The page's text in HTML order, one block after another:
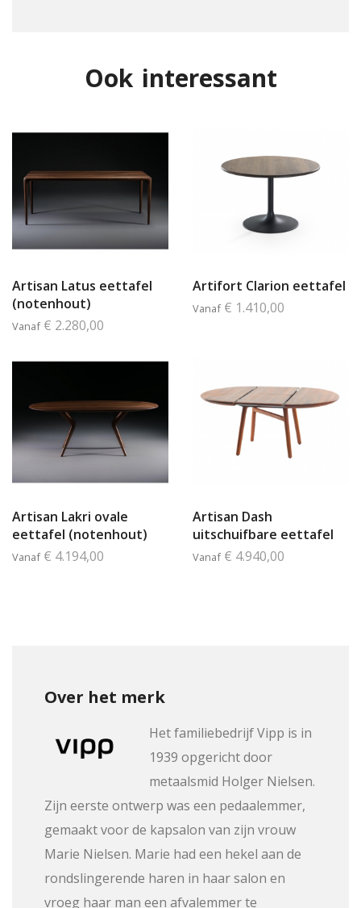
Ook interessant
Artisan Latus eettafel
(notenhout)
Vanaf € 2.280,00
Artifort Clarion eettafel
Vanaf € 1.410,00
Artisan Lakri ovale
eettafel (notenhout)
Vanaf € 4.194,00
Artisan Dash
uitschuifbare eettafel
Vanaf € 4.940,00
Over het merk
Het familiebedrijf Vipp is in
1939 opgericht door
metaalsmid Holger Nielsen.
Zijn eerste ontwerp was een pedaalemmer,
gemaakt voor de kapsalon van zijn vrouw
Marie Nielsen. Marie had een hekel aan de
rondslingerende haren in haar salon en
vroeg haar man een afvalemmer te